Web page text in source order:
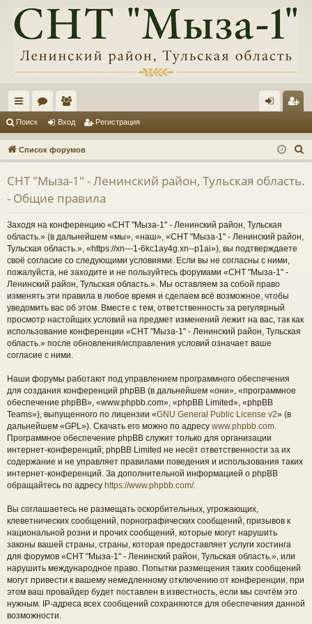
с
ы
лк
и
ум
ы
ол
ьз
ов
ат
ел
и
д ис
тр
ац
Поиск Вход Регистрация
Список форумов
о
СНТ "Мыза-1" - Ленинский район, Тульская область.
- Общие правила
Заходя на конференцию «СНТ "Мыза-1" - Ленинский район, Тульская
область.» (в дальнейшем «мы», «наш», «СНТ "Мыза-1" - Ленинский район,
Тульская область.», «https://xn---1-6kc1ay4g.xn--p1ai»), вы подтверждаете
своё согласие со следующими условиями. Если вы не согласны с ними,
пожалуйста, не заходите и не пользуйтесь форумами «СНТ "Мыза-1" -
Ленинский район, Тульская область.». Мы оставляем за собой право
изменять эти правила в любое время и сделаем всё возможное, чтобы
уведомить вас об этом. Вместе с тем, ответственность за регулярный
просмотр настойщих условий на предмет изменений лежит на вас, так как
использование конференции «СНТ "Мыза-1" - Ленинский район, Тульская
область.» после обновления/исправления условий означает ваше
согласие с ними.
Наши форумы работают под управлением программного обеспечения
для создания конференций phpBB (в дальнейшем «они», «программное
обеспечение phpBB», «www.phpbb.com», «phpBB Limited», «phpBB
Teams»), выпущенного по лицензии «GNU General Public License v2» (в
дальнейшем «GPL»). Скачать его можно по адресу www.phpbb.com
Программное обеспечение phpBB служит только для организации
интернет-конференций; phpBB Limited не несёт ответственности за их
содержание и не управляет правилами поведения и использования таких
интернет-конференций. За дополнительной информацией о phpBB
обращайтесь по адресу https://www.phpbb.com/.
Вы соглашаетесь не размещать оскорбительных, угрожающих,
клеветнических сообщений, порнографических сообщений, призывов к
национальной розни и прочих сообщений, которые могут нарушить
законы вашей страны, страны, которая предоставляет услуги хостинга
для форумов «СНТ "Мыза-1" - Ленинский район, Тульская область.», или
нарушить международное право. Попытки размещения таких сообщений
могут привести к вашему немедленному отключению от конференции, при
этом ваш провайдер будет поставлен в известность, если мы сочтём это
нужным. IP-адреса всех сообщений сохраняются для обеспечения данной
возможности.